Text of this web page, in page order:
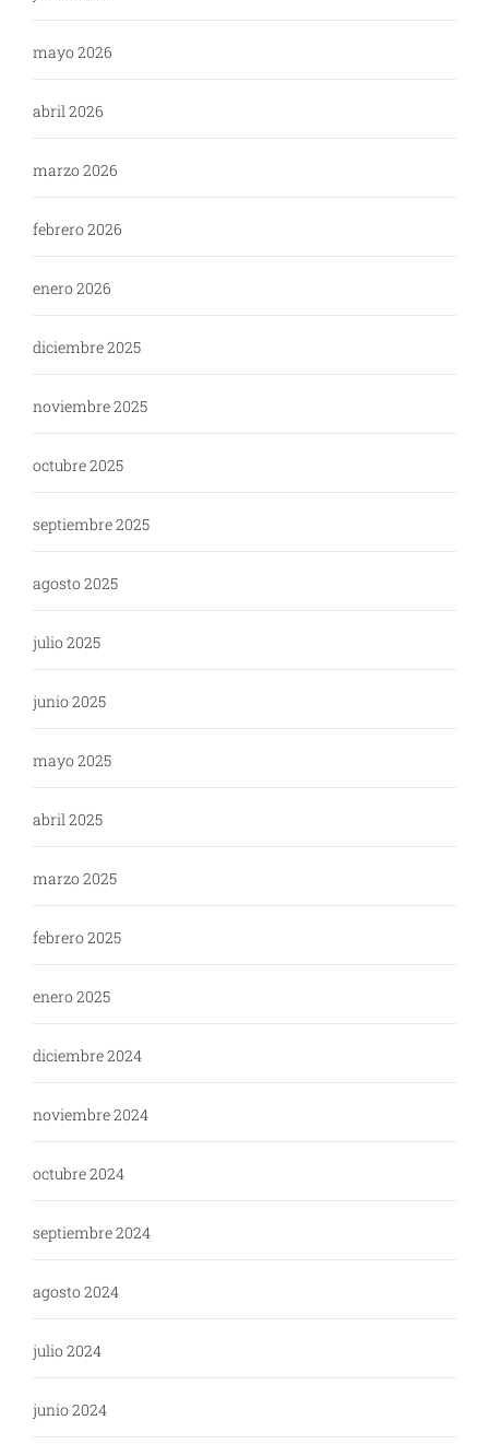
mayo 2026
abril 2026
marzo 2026
febrero 2026
enero 2026
diciembre 2025
noviembre 2025
octubre 2025
septiembre 2025
agosto 2025
julio 2025
junio 2025
mayo 2025
abril 2025
marzo 2025
febrero 2025
enero 2025
diciembre 2024
noviembre 2024
octubre 2024
septiembre 2024
agosto 2024
julio 2024
junio 2024